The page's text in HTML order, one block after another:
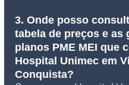
3. Onde posso
tabela de preços e as
planos PME MEI que
Hospital Unimec em
Conquista?